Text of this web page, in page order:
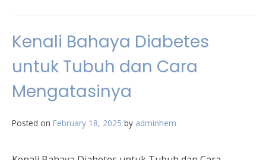
Kenali Bahaya Diabetes
untuk Tubuh dan Cara
Mengatasinya
Posted on February 18, 2025 by adminhem